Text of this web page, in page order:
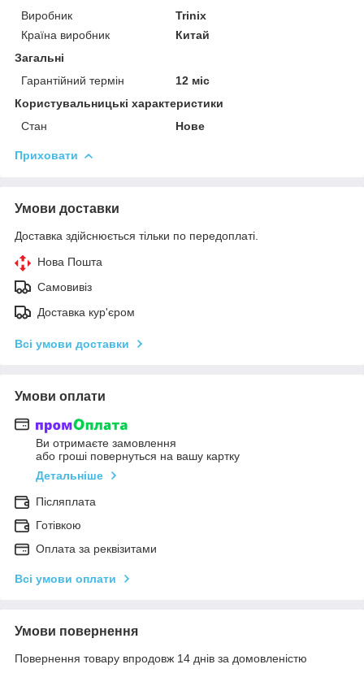
Виробник
Trinix
Країна виробник
Китай
Загальні
Гарантійний термін
12 міс
Користувальницькі характеристики
Стан
Нове
Приховати
Умови доставки
Доставка здійснюється тільки по передоплаті.
Нова Пошта
Самовивіз
Доставка кур'єром
Всі умови доставки
Умови оплати
Ви отримаєте замовлення
або гроші повернуться на вашу картку
Детальніше
Післяплата
Готівкою
Оплата за реквізитами
Всі умови оплати
Умови повернення
Повернення товару впродовж 14 днів за домовленістю